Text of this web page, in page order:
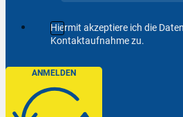
Hiermit akzeptiere ich die
Kontaktaufnahme zu.
ANMELDEN